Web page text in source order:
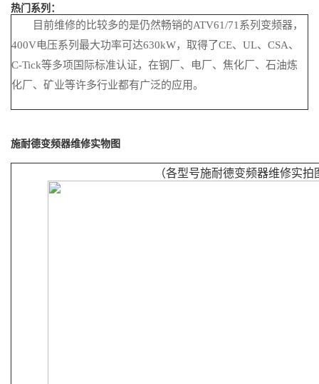
热门系列：
目前维修的比较多的是仍然畅销的ATV61/71系列变频器，
400V电压系列最大功率可达630kW，取得了CE、UL、CSA、
C-Tick等多项国际标准认证，在钢厂、电厂、焦化厂、石油炼
化厂、矿业等许多行业都有广泛的应用。
施耐德变频器维修实物图
（各型号施耐德变频器维修实拍